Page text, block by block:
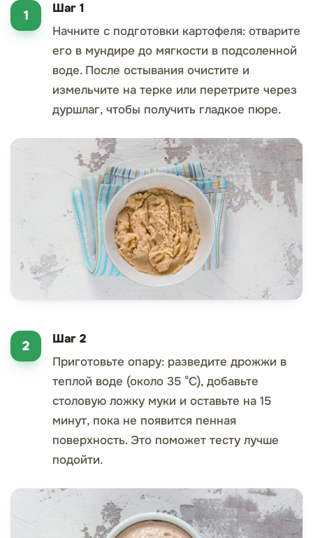
Шаг 1
Начните с подготовки картофеля: отварите
его в мундире до мягкости в подсоленной
воде. После остывания очистите и
измельчите на терке или перетрите через
дуршлаг, чтобы получить гладкое пюре.
Шаг 2
Приготовьте опару: разведите дрожжи в
теплой воде (около 35 °C), добавьте
столовую ложку муки и оставьте на 15
минут, пока не появится пенная
поверхность. Это поможет тесту лучше
подойти.